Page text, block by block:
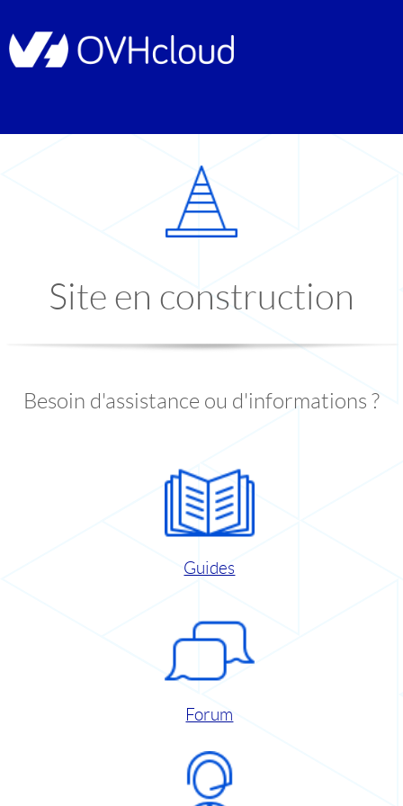
Site en construction
Besoin d'assistance ou d'informations ?
Guides
Forum